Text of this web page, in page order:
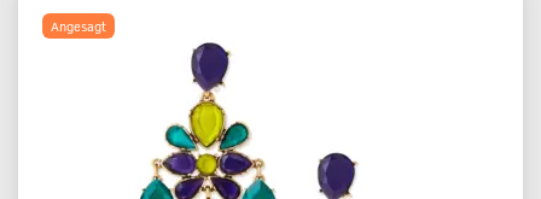
Angesagt